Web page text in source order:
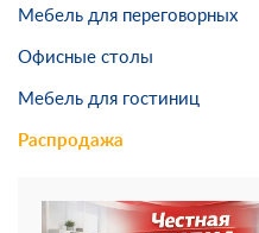
Мебель для переговорных
Офисные столы
Мебель для гостиниц
Распродажа